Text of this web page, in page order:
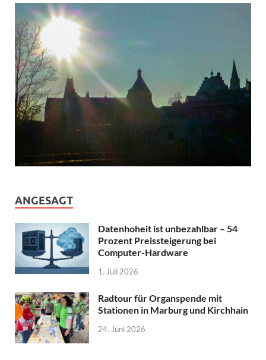
ANGESAGT
Datenhoheit ist unbezahlbar – 54
Prozent Preissteigerung bei
Computer-Hardware
1. Juli 2026
Radtour für Organspende mit
Stationen in Marburg und Kirchhain
24. Juni 2026